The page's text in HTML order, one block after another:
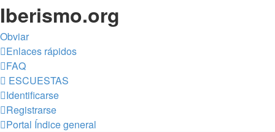
Iberismo.org
Obviar
Enlaces rápidos
FAQ
ESCUESTAS
Identificarse
Registrarse
Portal Índice general